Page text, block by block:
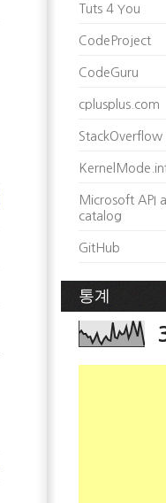
Tuts 4 You
CodeProject
CodeGuru
cplusplus.com
StackOverflow
Microsoft API
catalog
GitHub
통계